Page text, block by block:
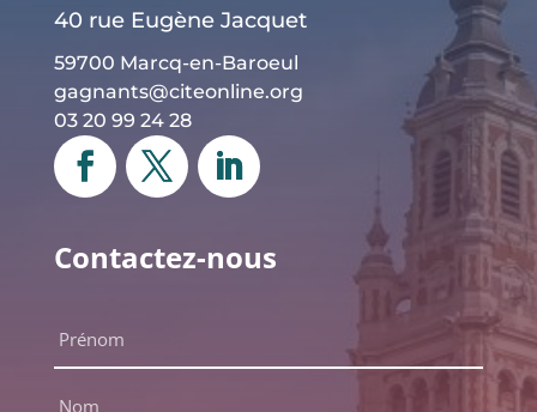
40 rue Eugène Jacquet
59700 Marcq-en-Baroeul
gagnants@citeonline.org
03 20 99 24 28
Contactez-nous
complet